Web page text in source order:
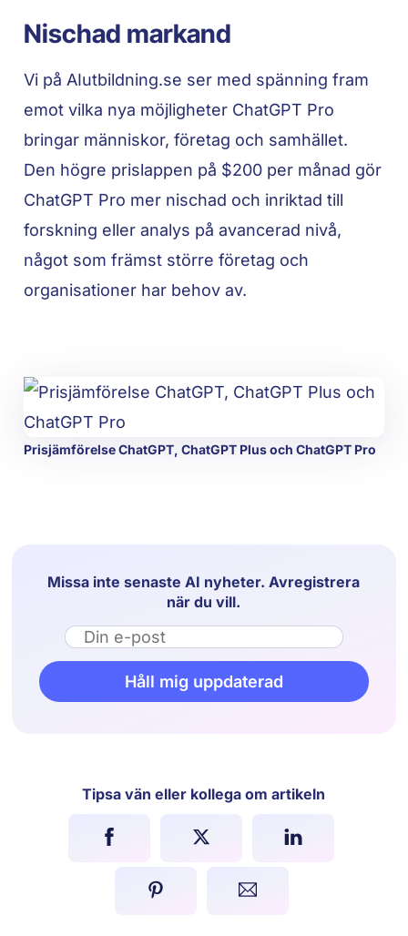
Nischad markand
Vi på AIutbildning.se ser med spänning fram
emot vilka nya möjligheter ChatGPT Pro
bringar människor, företag och samhället.
Den högre prislappen på $200 per månad gör
ChatGPT Pro mer nischad och inriktad till
forskning eller analys på avancerad nivå,
något som främst större företag och
organisationer har behov av.
Prisjämförelse ChatGPT, ChatGPT Plus och ChatGPT Pro
Missa inte senaste AI nyheter. Avregistrera
när du vill.
Email
Håll mig uppdaterad
Tipsa vän eller kollega om artikeln